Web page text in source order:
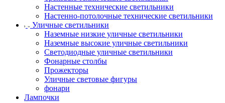
Настенные технические светильники
Настенно-потолочные технические светильники
Уличные светильники
Наземные низкие уличные светильники
Наземные высокие уличные светильники
Светодиодные уличные светильники
Фонарные столбы
Прожекторы
Уличные световые фигуры
фонари
Лампочки